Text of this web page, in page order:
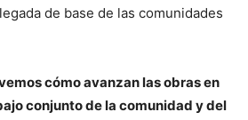
de base de las comunidades
cómo avanzan las obras en
conjunto de la comunidad y del